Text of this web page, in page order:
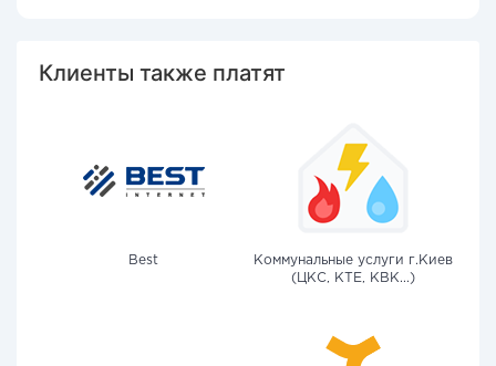
Клиенты также платят
Best
Коммунальные услуги г.Киев
(ЦКС, КТЕ, КВК...)